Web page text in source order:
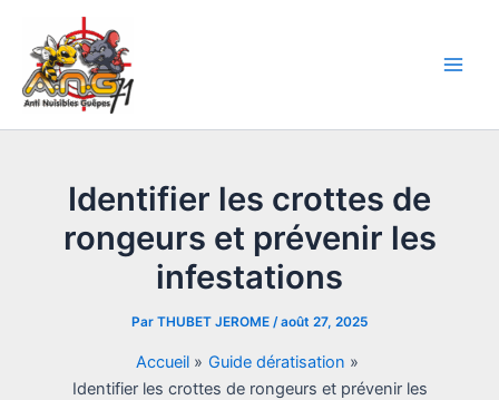
contenu
Identifier les crottes de
rongeurs et prévenir les
infestations
Par THUBET JEROME /août 27, 2025
Accueil
Guide dératisation
Identifier les crottes de rongeurs et prévenir les
Navigation
articles